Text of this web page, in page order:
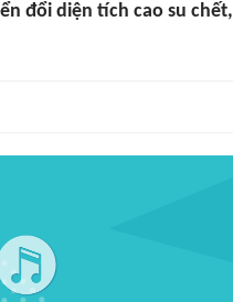
đổi diện tích cao su chết,